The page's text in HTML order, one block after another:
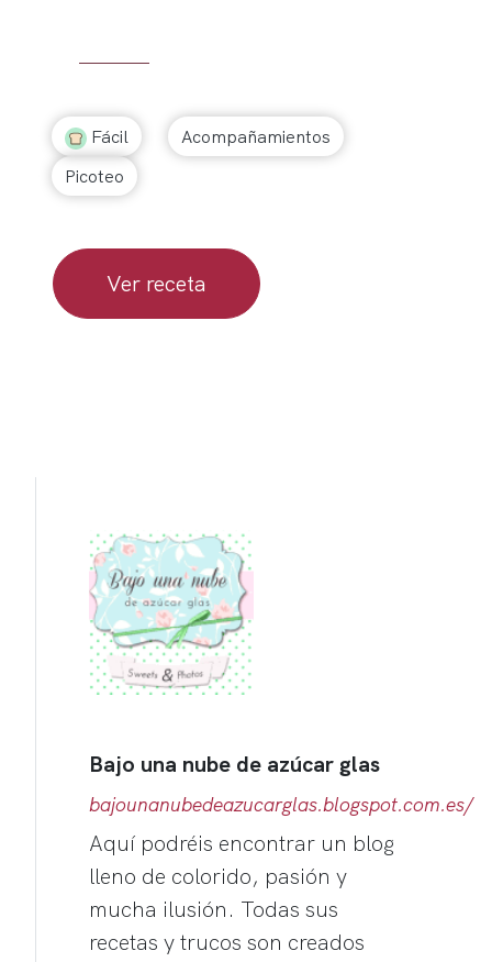
Fácil
Acompañamientos
Picoteo
Ver receta
Bajo una nube de azúcar glas
bajounanubedeazucarglas.blogspot.com.es/
Aquí podréis encontrar un blog
lleno de colorido, pasión y
mucha ilusión. Todas sus
recetas y trucos son creados